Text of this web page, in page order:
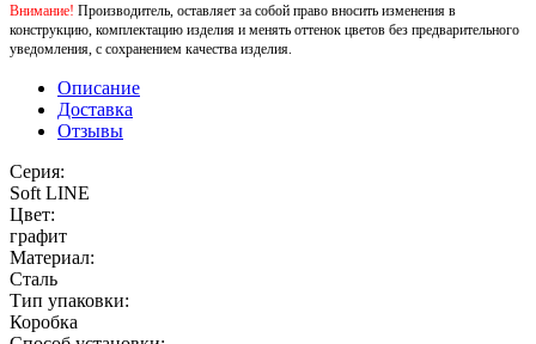
Внимание! Производитель, оставляет за собой право вносить изменения в
конструкцию, комплектацию изделия и менять оттенок цветов без предварительного
уведомления, с сохранением качества изделия.
Описание
Доставка
Отзывы
Серия:
Soft LINE
Цвет:
графит
Материал:
Сталь
Тип упаковки:
Коробка